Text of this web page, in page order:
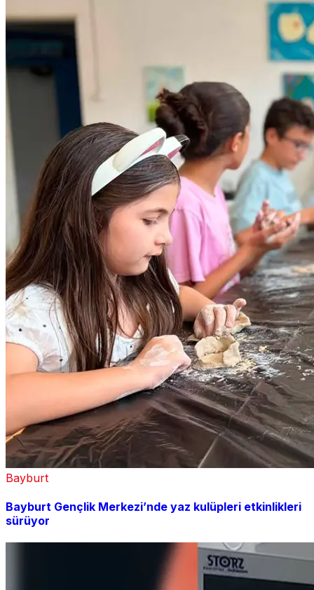
Bayburt
Bayburt Gençlik Merkezi’nde yaz kulüpleri etkinlikleri
sürüyor